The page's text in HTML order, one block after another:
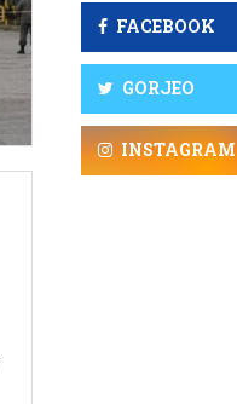
FACEBOOK
GORJEO
INSTAGRAM